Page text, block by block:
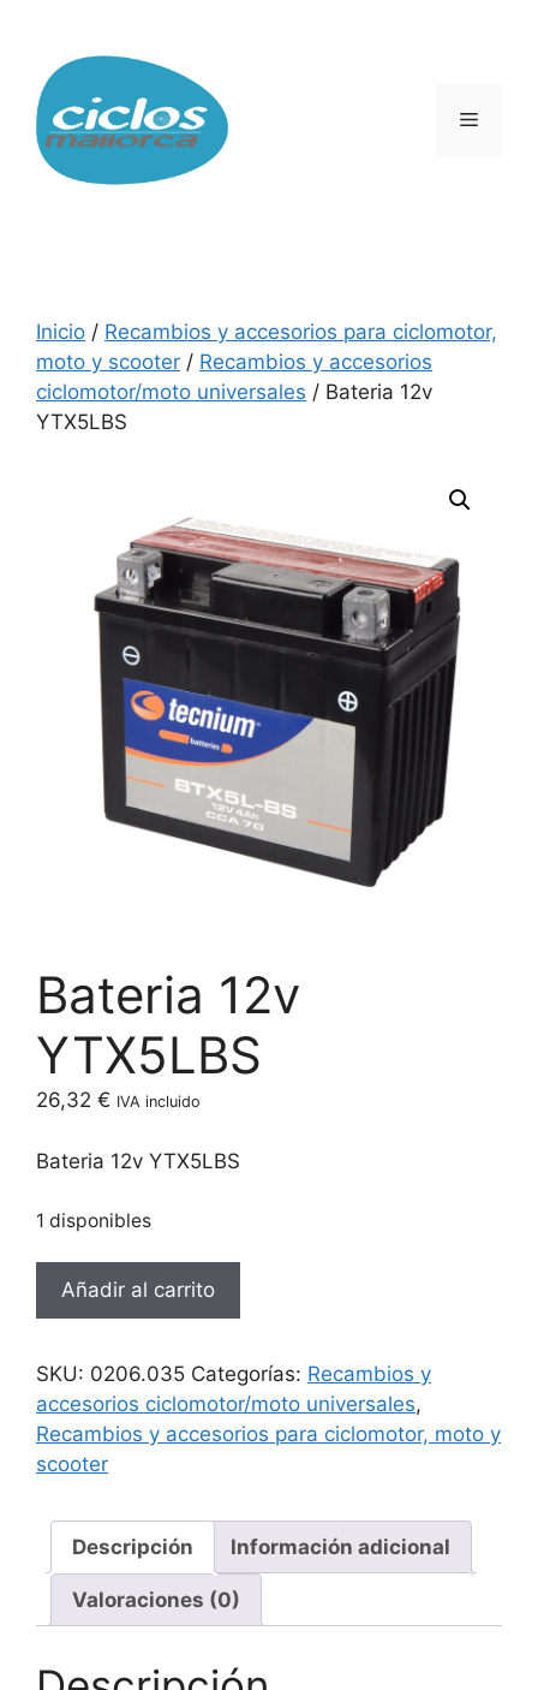
contenido
Menú
Inicio / Recambios y accesorios para ciclomotor,
moto y scooter / Recambios y accesorios
ciclomotor/moto universales / Bateria 12v
YTX5LBS
Bateria 12v
YTX5LBS
26,32 € IVA incluido
Bateria 12v YTX5LBS
1 disponibles
Bateria
cantidad
Añadir al carrito
SKU: 0206.035 Categorías: Recambios y
accesorios ciclomotor/moto universales,
Recambios y accesorios para ciclomotor, moto y
scooter
Descripción Información adicional
Valoraciones (0)